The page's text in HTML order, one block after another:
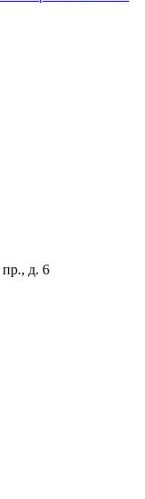
д. 6